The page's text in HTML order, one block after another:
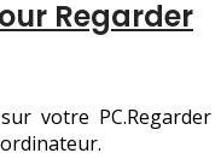
Regarder
votre PC.Regarder